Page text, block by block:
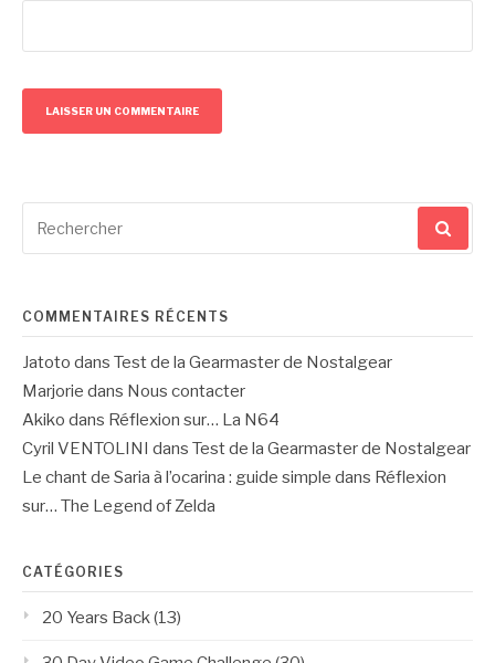
pour
COMMENTAIRES RÉCENTS
Jatoto dans Test de la Gearmaster de Nostalgear
Marjorie dans Nous contacter
Akiko dans Réflexion sur… La N64
Cyril VENTOLINI dans Test de la Gearmaster de Nostalgear
Le chant de Saria à l’ocarina : guide simple dans Réflexion
sur… The Legend of Zelda
CATÉGORIES
20 Years Back(13)